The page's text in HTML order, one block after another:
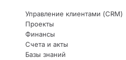
Управление клиентами (CRM)
Проекты
Финансы
Счета и акты
Базы знаний